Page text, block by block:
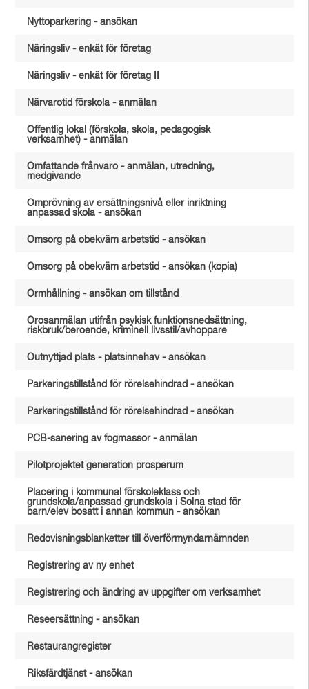
Nyttoparkering - ansökan
Näringsliv - enkät för företag
Näringsliv - enkät för företag II
Närvarotid förskola - anmälan
Offentlig lokal (förskola, skola, pedagogisk
verksamhet) - anmälan
Omfattande frånvaro - anmälan, utredning,
medgivande
Omprövning av ersättningsnivå eller inriktning
anpassad skola - ansökan
Omsorg på obekväm arbetstid - ansökan
Omsorg på obekväm arbetstid - ansökan (kopia)
Ormhållning - ansökan om tillstånd
Orosanmälan utifrån psykisk funktionsnedsättning,
riskbruk/beroende, kriminell livsstil/avhoppare
Outnyttjad plats - platsinnehav - ansökan
Parkeringstillstånd för rörelsehindrad - ansökan
Parkeringstillstånd för rörelsehindrad - ansökan
PCB-sanering av fogmassor - anmälan
Pilotprojektet generation prosperum
Placering i kommunal förskoleklass och
grundskola/anpassad grundskola i Solna stad för
barn/elev bosatt i annan kommun - ansökan
Redovisningsblanketter till överförmyndarnämnden
Registrering av ny enhet
Registrering och ändring av uppgifter om verksamhet
Reseersättning - ansökan
Restaurangregister
Riksfärdtjänst - ansökan